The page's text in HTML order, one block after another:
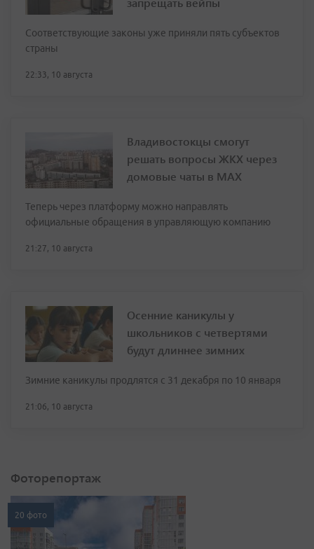
Соответствующие законы уже приняли пять субъектов
страны
22:33, 10 августа
Владивостокцы смогут
решать вопросы ЖКХ через
домовые чаты в МАХ
Теперь через платформу можно направлять
официальные обращения в управляющую компанию
21:27, 10 августа
Осенние каникулы у
школьников с четвертями
будут длиннее зимних
Зимние каникулы продлятся с 31 декабря по 10 января
21:06, 10 августа
Фоторепортаж
20 фото